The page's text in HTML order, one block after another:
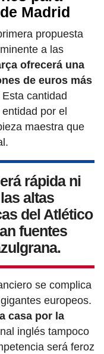
Madrid
propuesta
a las
ofrecerá una
de euros más
cantidad
por el
maestra que
rápida ni
altas
del Atlético
fuentes
se complica
europeos.
casa por la
inglés tampoco
será feroz